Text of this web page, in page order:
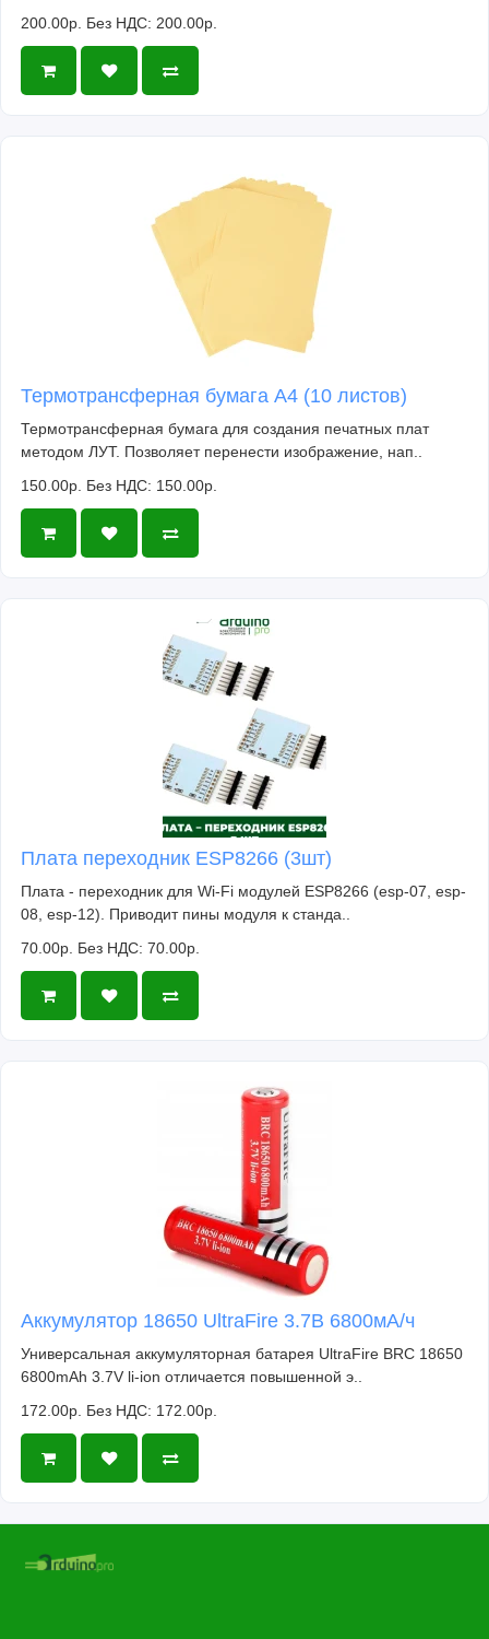
200.00р. Без НДС: 200.00р.
Термотрансферная бумага А4 (10 листов)
Термотрансферная бумага для создания печатных плат
методом ЛУТ. Позволяет перенести изображение, нап..
150.00р. Без НДС: 150.00р.
Плата переходник ESP8266 (3шт)
Плата - переходник для Wi-Fi модулей ESP8266 (esp-07, esp-
08, esp-12). Приводит пины модуля к станда..
70.00р. Без НДС: 70.00р.
Аккумулятор 18650 UltraFire 3.7В 6800мА/ч
Универсальная аккумуляторная батарея UltraFire BRC 18650
6800mAh 3.7V li-ion отличается повышенной э..
172.00р. Без НДС: 172.00р.